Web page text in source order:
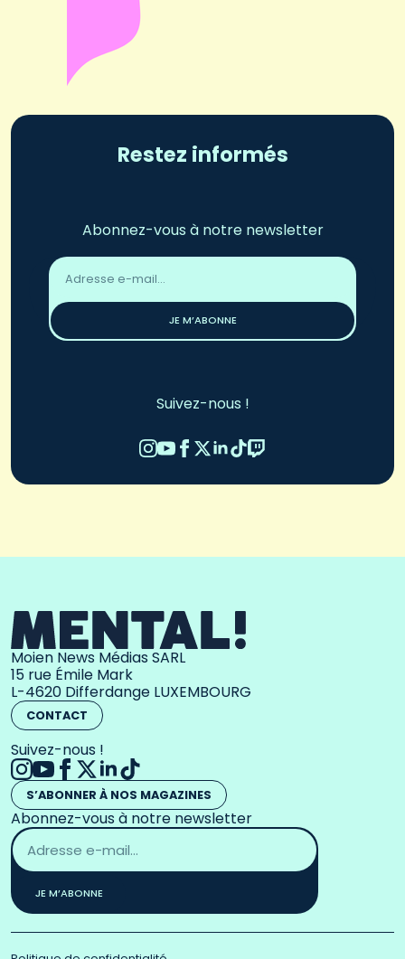
Restez informés
Abonnez-vous à notre newsletter
Adresse
email
JE M’ABONNE
Suivez-nous !
Moien News Médias SARL
15 rue Émile Mark
L-4620 Differdange LUXEMBOURG
CONTACT
Suivez-nous !
S’ABONNER À NOS MAGAZINES
Abonnez-vous à notre newsletter
Adresse
email
*
JE M’ABONNE